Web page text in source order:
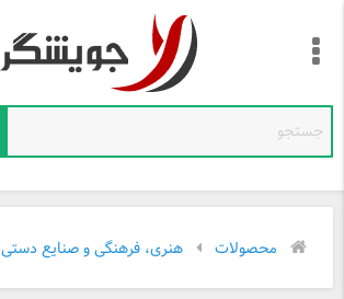
محصولات هنری، فرهنگی و صنایع دستی